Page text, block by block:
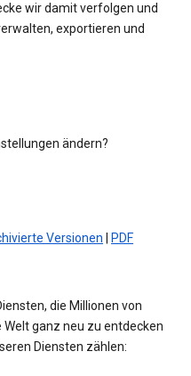
wir damit verfolgen und
exportieren und
ändern?
Versionen
PDF
die Millionen von
ganz neu zu entdecken
Diensten zählen: